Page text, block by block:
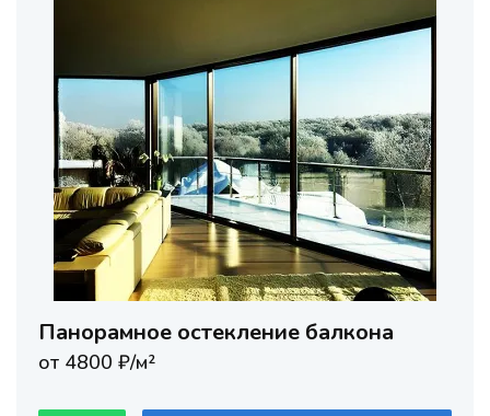
Панорамное остекление балкона
от 4800 ₽/м²